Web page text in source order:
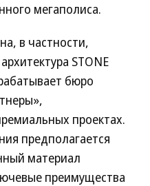
мегаполиса.
в частности,
STONE
бюро
проектах.
предполагается
материал
преимущества